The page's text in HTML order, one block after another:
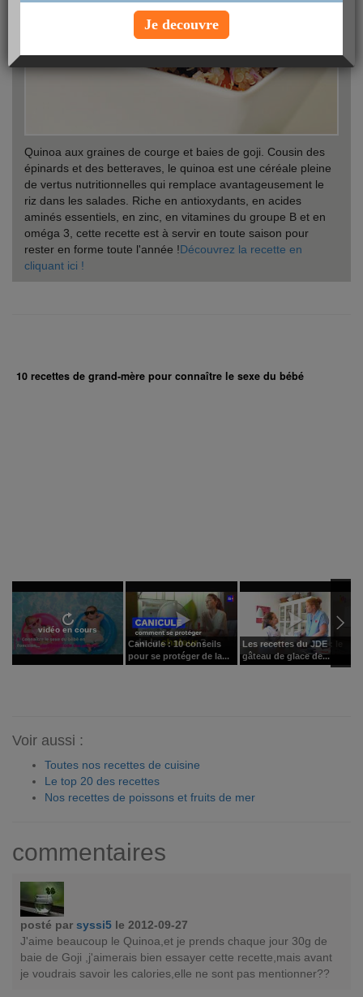
Quinoa aux graines de courge et baies de goji. Cousin des
épinards et des betteraves, le quinoa est une céréale pleine
de vertus nutritionnelles qui remplace avantageusement le
riz dans les salades. Riche en antioxydants, en acides
aminés essentiels, en zinc, en vitamines du groupe B et en
oméga 3, cette recette est à servir en toute saison pour
rester en forme toute l'année !Découvrez la recette en
cliquant ici !
10 recettes de grand-mère pour connaître le sexe du bébé
vidéo en cours
Canicule : 10 conseils
pour se protéger de la...
Les recettes du JDE : le
gâteau de glace de...
Voir aussi :
Toutes nos recettes de cuisine
Le top 20 des recettes
Nos recettes de poissons et fruits de mer
commentaires
posté par syssi5 le 2012-09-27
J'aime beaucoup le Quinoa,et je prends chaque jour 30g de
baie de Goji ,j'aimerais bien essayer cette recette,mais avant
je voudrais savoir les calories,elle ne sont pas mentionner??
Je decouvre